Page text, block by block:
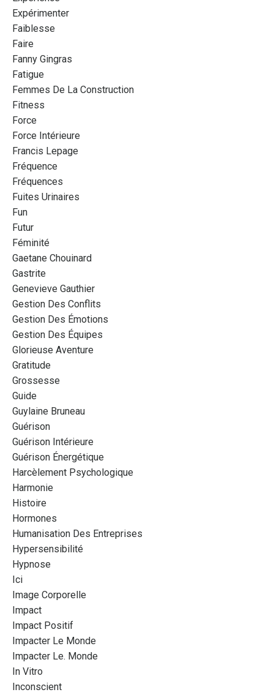
Expérimenter
Faiblesse
Faire
Fanny Gingras
Fatigue
Femmes De La Construction
Fitness
Force
Force Intérieure
Francis Lepage
Fréquence
Fréquences
Fuites Urinaires
Fun
Futur
Féminité
Gaetane Chouinard
Gastrite
Genevieve Gauthier
Gestion Des Conflits
Gestion Des Émotions
Gestion Des Équipes
Glorieuse Aventure
Gratitude
Grossesse
Guide
Guylaine Bruneau
Guérison
Guérison Intérieure
Guérison Énergétique
Harcèlement Psychologique
Harmonie
Histoire
Hormones
Humanisation Des Entreprises
Hypersensibilité
Hypnose
Ici
Image Corporelle
Impact
Impact Positif
Impacter Le Monde
Impacter Le. Monde
In Vitro
Inconscient